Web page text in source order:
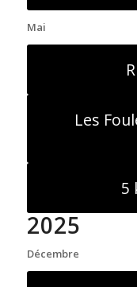
Mai
Les
5
2025
Décembre